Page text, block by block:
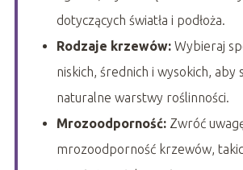
dotyczących światła i podłoża.
Rodzaje krzewów:Wybieraj
niskich, średnich i wysokich, aby
naturalne warstwy roślinności.
Mrozoodporność:Zwróć
mrozoodporność krzewów,